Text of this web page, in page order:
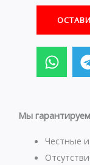
W
h
a
s
p
p
l
Мы
Честные